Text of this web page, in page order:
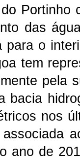
Portinho
das
para o
tem
pela
bacia
nos
ano de